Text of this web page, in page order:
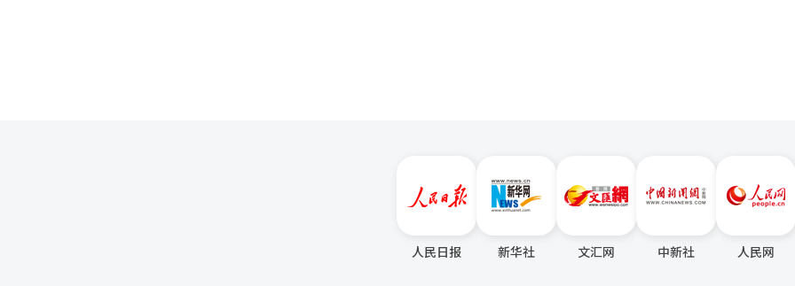
人民日报 新华社 文汇网 中新社 人民网